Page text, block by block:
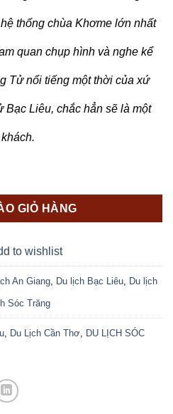
thống chùa Khơme lớn nhất
quan chụp hình và nghe kể
Tử nổi tiếng một thời của xứ
Bạc Liêu, chắc hẳn sẽ là một
TRĂNG - BẠC LIÊU - CÀ MAU
GIỎ HÀNG
to wishlist
An Giang, Du lịch Bạc Liêu, Du lịch
Sóc Trăng
, Du Lịch Cần Thơ, DU LỊCH SÓC